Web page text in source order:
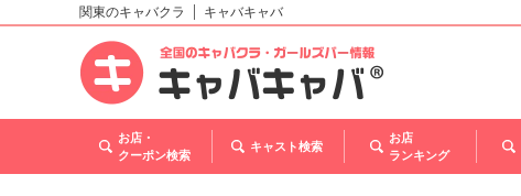
北海道
東北
甲信越・北陸
関西
関東のキャバクラ キャバキャバ
お店・
クーポン検索
キャスト検索
お店
ランキング